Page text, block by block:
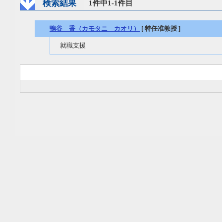
検索結果 1件中1-1件目
鴨谷 香（カモタニ カオリ） [ 特任准教授 ]
就職支援